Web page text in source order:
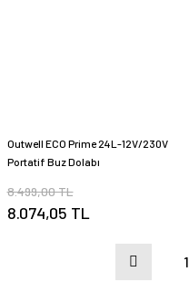
Outwell ECO Prime 24L-12V/230V
Portatif Buz Dolabı
8.499,00 TL
8.074,05 TL
1